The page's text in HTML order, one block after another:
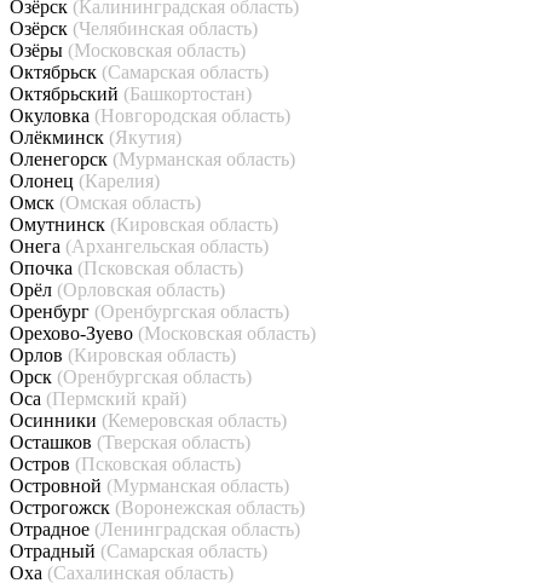
Озёрск (Калининградская область)
Озёрск (Челябинская область)
Озёры (Московская область)
Октябрьск (Самарская область)
Октябрьский (Башкортостан)
Окуловка (Новгородская область)
Олёкминск (Якутия)
Оленегорск (Мурманская область)
Олонец (Карелия)
Омск (Омская область)
Омутнинск (Кировская область)
Онега (Архангельская область)
Опочка (Псковская область)
Орёл (Орловская область)
Оренбург (Оренбургская область)
Орехово-Зуево (Московская область)
Орлов (Кировская область)
Орск (Оренбургская область)
Оса (Пермский край)
Осинники (Кемеровская область)
Осташков (Тверская область)
Остров (Псковская область)
Островной (Мурманская область)
Острогожск (Воронежская область)
Отрадное (Ленинградская область)
Отрадный (Самарская область)
Оха (Сахалинская область)